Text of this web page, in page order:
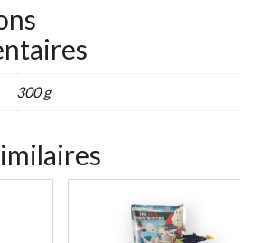
300 g